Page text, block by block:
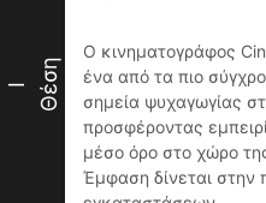
I Θέση
Ο κινηματογράφος
ένα από τα πιο
σημεία ψυχαγωγίας
προσφέροντας
μέσο όρο στο χώρο
Έμφαση δίνεται στην